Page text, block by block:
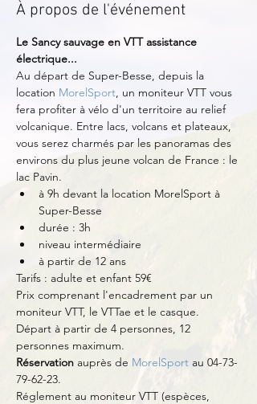
À propos de l'événement
Le Sancy sauvage en VTT assistance
électrique...
Au départ de Super-Besse, depuis la
location MorelSport, un moniteur VTT vous
fera profiter à vélo d'un territoire au relief
volcanique. Entre lacs, volcans et plateaux,
vous serez charmés par les panoramas des
environs du plus jeune volcan de France : le
lac Pavin.
à 9h devant la location MorelSport à
Super-Besse
durée : 3h
niveau intermédiaire
à partir de 12 ans
Tarifs : adulte et enfant 59€
Prix comprenant l'encadrement par un
moniteur VTT, le VTTae et le casque.
Départ à partir de 4 personnes, 12
personnes maximum.
Réservation auprès de MorelSport au 04-73-
79-62-23.
Réglement au moniteur VTT (espèces,